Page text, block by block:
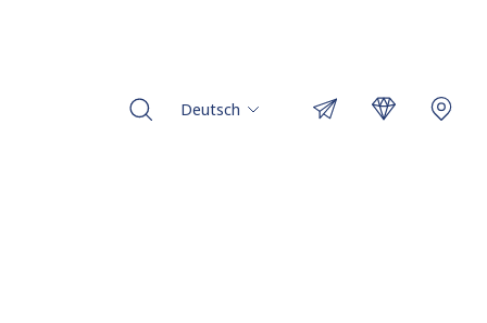
Deutsch